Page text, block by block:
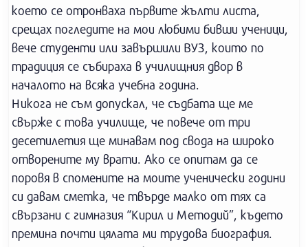
което се отронваха първите жълти листа,
срещах погледите на мои любими бивши ученици,
вече студенти или завършили ВУЗ, които по
традиция се събираха в училищния двор в
началото на всяка учебна година.
Никога не съм допускал, че съдбата ще ме
свърже с това училище, че повече от три
десетилетия ще минавам под свода на широко
отворените му врати. Ако се опитам да се
поровя в спомените на моите ученически години
си давам сметка, че твърде малко от тях са
свързани с гимназия “Кирил и Методий”, където
премина почти цялата ми трудова биография.